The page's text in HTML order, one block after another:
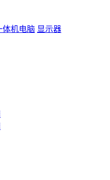
体机电脑 显示器